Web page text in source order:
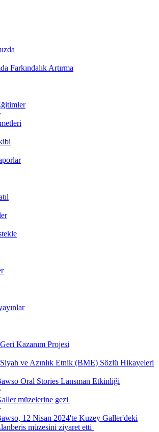
Farkındalık Artırma
Kazanım Projesi
ve Azınlık Etnik (BME) Sözlü Hikayeleri
Oral Stories Lansman Etkinliği
müzelerine gezi
12 Nisan 2024'te Kuzey Galler'deki
müzesini ziyaret etti